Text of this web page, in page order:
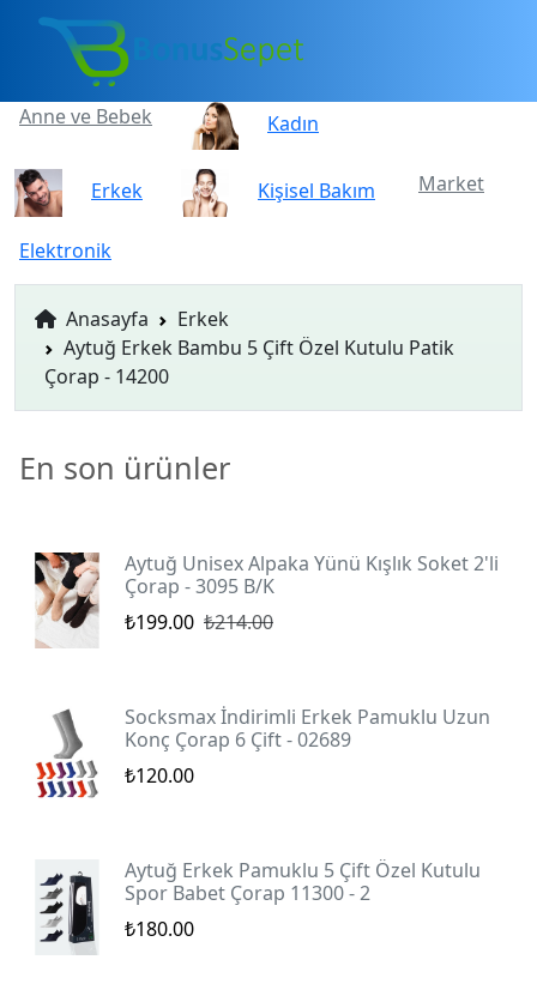
Anne ve Bebek Kadın
Erkek Kişisel Bakım Market
Elektronik
Anasayfa
Erkek
Aytuğ Erkek Bambu 5 Çift Özel Kutulu Patik
Çorap - 14200
En son ürünler
Aytuğ Unisex Alpaka Yünü Kışlık Soket 2'li
Çorap - 3095 B/K
₺199.00 ₺214.00
Socksmax İndirimli Erkek Pamuklu Uzun
Konç Çorap 6 Çift - 02689
₺120.00
Aytuğ Erkek Pamuklu 5 Çift Özel Kutulu
Spor Babet Çorap 11300 - 2
₺180.00